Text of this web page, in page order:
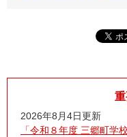
2026年8月4日更新
「令和８年度 三郷町学